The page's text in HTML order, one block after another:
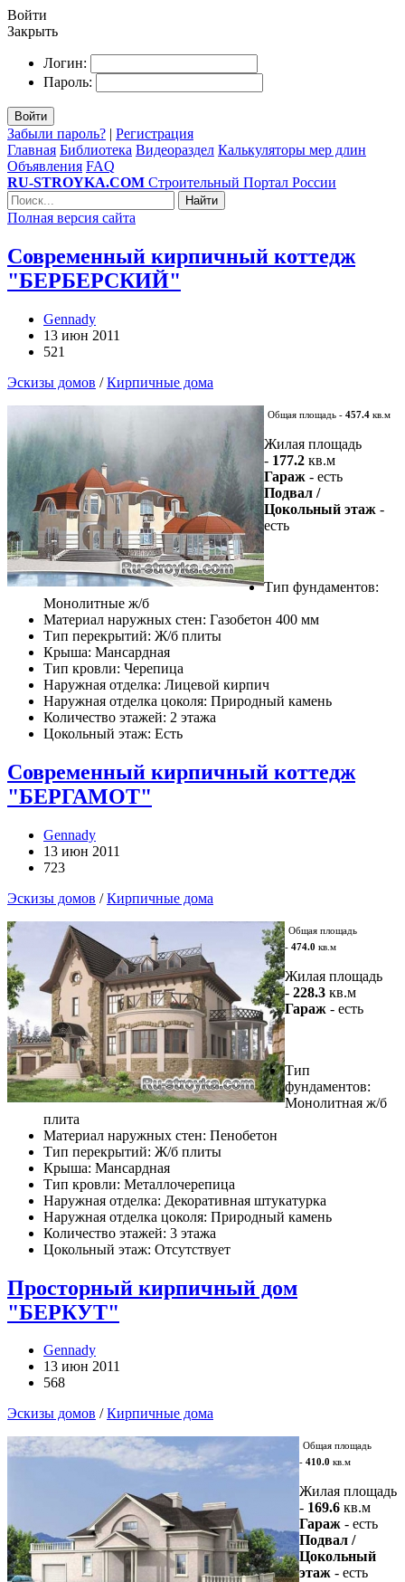
Войти
Закрыть
Логин:
Пароль:
Войти
Забыли пароль? | Регистрация
Главная Библиотека Видеораздел Калькуляторы мер длин
Объявления FAQ
RU-STROYKA.COM Строительный Портал России
Найти
Полная версия сайта
Современный кирпичный коттедж
"БЕРБЕРСКИЙ"
Gennady
13 июн 2011
521
Эскизы домов /Кирпичные дома
Общая площадь - 457.4 кв.м
Жилая площадь
- 177.2 кв.м
Гараж - есть
Подвал /
Цокольный этаж -
есть
Тип фундаментов:
Монолитные ж/б
Материал наружных стен: Газобетон 400 мм
Тип перекрытий: Ж/б плиты
Крыша: Мансардная
Тип кровли: Черепица
Наружная отделка: Лицевой кирпич
Наружная отделка цоколя: Природный камень
Количество этажей: 2 этажа
Цокольный этаж: Есть
Современный кирпичный коттедж
"БЕРГАМОТ"
Gennady
13 июн 2011
723
Эскизы домов /Кирпичные дома
Общая площадь
- 474.0 кв.м
Жилая площадь
- 228.3 кв.м
Гараж - есть
Тип
фундаментов:
Монолитная ж/б
плита
Материал наружных стен: Пенобетон
Тип перекрытий: Ж/б плиты
Крыша: Мансардная
Тип кровли: Металлочерепица
Наружная отделка: Декоративная штукатурка
Наружная отделка цоколя: Природный камень
Количество этажей: 3 этажа
Цокольный этаж: Отсутствует
Просторный кирпичный дом
"БЕРКУТ"
Gennady
13 июн 2011
568
Эскизы домов /Кирпичные дома
Общая площадь
- 410.0 кв.м
Жилая площадь
- 169.6 кв.м
Гараж - есть
Подвал /
Цокольный
этаж - есть